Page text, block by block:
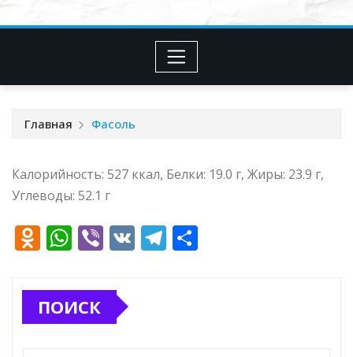
Главная Фасоль
Калорийность: 527 ккал, Белки: 19.0 г, Жиры: 23.9 г,
Углеводы: 52.1 г
O
n
o
W
at
s
Vi
e
V T
ПОИСК